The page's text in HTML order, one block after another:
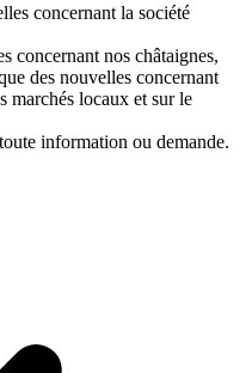
concernant la société
concernant nos châtaignes,
des nouvelles concernant
marchés locaux et sur le
information ou demande.